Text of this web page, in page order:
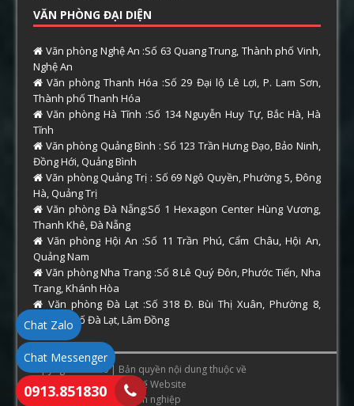
VĂN PHÒNG ĐẠI DIỆN
Văn phòng Nghệ An :Số 63 Quang Trung, Thành phố Vinh,
Nghệ An
Văn phòng Thanh Hóa :Số 29 Đại lộ Lê Lợi, P. Lam Sơn,
Thành phố Thanh Hóa
Văn phòng Hà Tĩnh :Số 134 Nguyễn Huy Tự, Bắc Hà, Hà
Tĩnh
Văn phòng Quảng Bình : Số 123 Trần Hưng Đạo, Bảo Ninh,
Đồng Hới, Quảng Bình
Văn phòng Quảng Trị : Số 69 Ngô Quyền, Phường 5, Đông
Hà, Quảng Trị
Văn phòng Đà Nẵng:Số 1 Hexagon Center Hùng Vương,
Thanh Khê, Đà Nẵng
Văn phòng Hội An :Số 11 Trần Phú, Cẩm Châu, Hội An,
Quảng Nam
Văn phòng Nha Trang :Số 8 Lê Quý Đôn, Phước Tiến, Nha
Trang, Khánh Hòa
Văn phòng Đà Lạt :Số 318 Đ. Bùi Thị Xuân, Phường 8,
Thành phố Đà Lạt, Lâm Đồng
Copyright © 2026 | Bản quyền nội dung thuộc về
ThamTuHue.Com
. Thiết Kế Website
Chat Zalo
Chat Messenger
0913.851830